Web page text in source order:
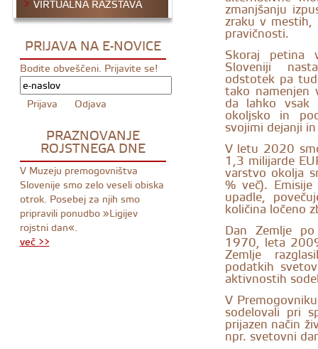
VIRTUALNA RAZSTAVA
PRIJAVA NA E-NOVICE
Bodite obveščeni. Prijavite se!
PRAZNOVANJE
ROJSTNEGA DNE
V Muzeju premogovništva
Slovenije smo zelo veseli obiska
otrok. Posebej za njih smo
pripravili ponudbo »Ligijev
rojstni dan«.
več >>
zmanjšanju
zraku v mestih,
pravičnosti.
Skoraj petina
Sloveniji
odstotek pa
tako namenjen
da lahko vsak
okoljsko in
svojimi dejanji
V letu 2020
1,3 milijarde
varstvo okolja
% več).
upadle,
količina ločeno
Dan Zemlje
1970, leta
Zemlje
podatkih
aktivnostih
V
sodelovali pri
prijazen način
npr. svetovni